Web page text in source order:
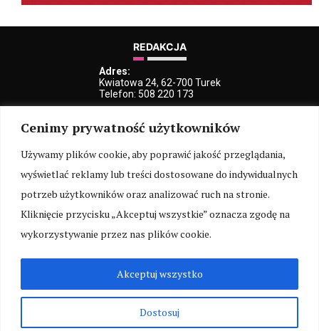
Cenimy prywatność użytkowników
Używamy plików cookie, aby poprawić jakość przeglądania,
wyświetlać reklamy lub treści dostosowane do indywidualnych
potrzeb użytkowników oraz analizować ruch na stronie.
Kliknięcie przycisku „Akceptuj wszystkie” oznacza zgodę na
wykorzystywanie przez nas plików cookie.
Dostosuj
Akceptuj wszystko
REDAKCJA
Adres:
Kwiatowa 24, 62-700 Turek
Telefon: 508 220 173
kblaszczyk@iturek.net
reklama@iturek.net
MENU
SOCIAL MEDIA
ARCHIWUM